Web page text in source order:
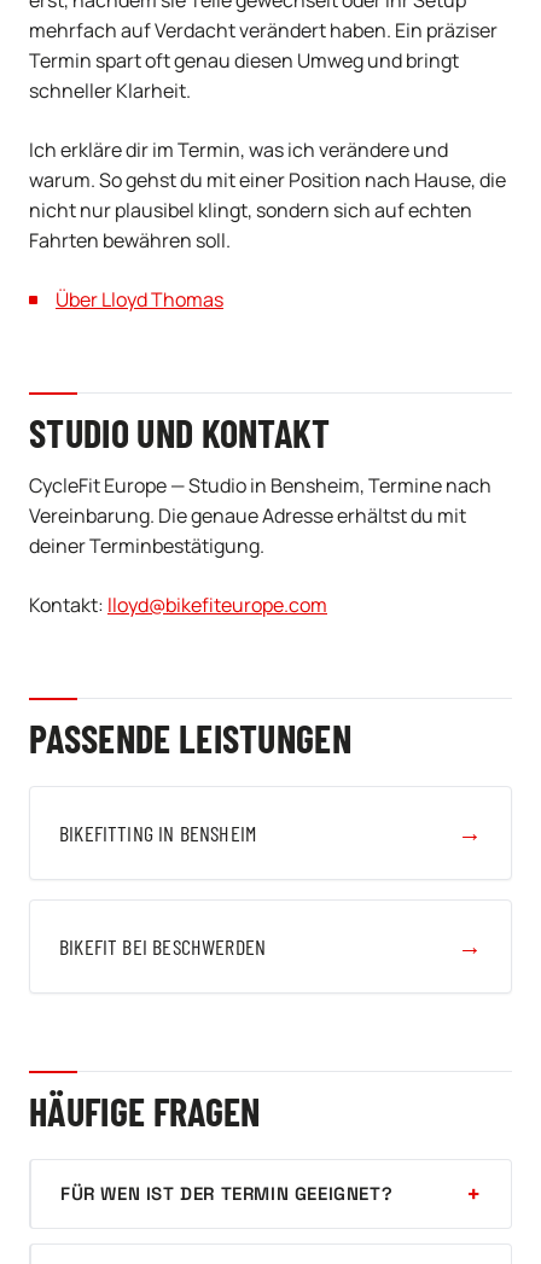
mehrfach auf Verdacht verändert haben. Ein präziser
Termin spart oft genau diesen Umweg und bringt
schneller Klarheit.
Ich erkläre dir im Termin, was ich verändere und
warum. So gehst du mit einer Position nach Hause, die
nicht nur plausibel klingt, sondern sich auf echten
Fahrten bewähren soll.
Über Lloyd Thomas
STUDIO UND KONTAKT
CycleFit Europe — Studio in Bensheim, Termine nach
Vereinbarung. Die genaue Adresse erhältst du mit
deiner Terminbestätigung.
Kontakt: lloyd@bikefiteurope.com
PASSENDE LEISTUNGEN
BIKEFITTING IN BENSHEIM →
BIKEFIT BEI BESCHWERDEN →
HÄUFIGE FRAGEN
FÜR WEN IST DER TERMIN GEEIGNET?